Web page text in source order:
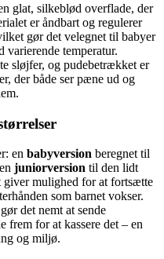
glat, silkeblød overflade, der
er åndbart og regulerer
gør det velegnet til babyer
varierende temperatur.
sløjfer, og pudebetrækket er
der både ser pæne ud og
en babyversion beregnet til
juniorversion til den lidt
mulighed for at fortsætte
som barnet vokser.
det nemt at sende
frem for at kassere det – en
og miljø.